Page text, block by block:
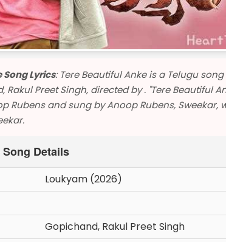
Song Lyrics: Tere Beautiful Anke is a Telugu
Preet Singh, directed by . "Tere Beautiful
Rubens and sung by Anoop Rubens, Sweekar,
Details
Loukyam (2026)
Gopichand, Rakul Preet Singh